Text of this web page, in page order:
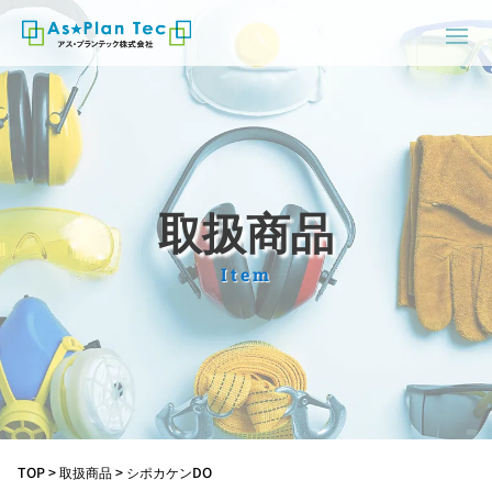
取扱商品
Item
TOP>取扱商品> シポカケンDO